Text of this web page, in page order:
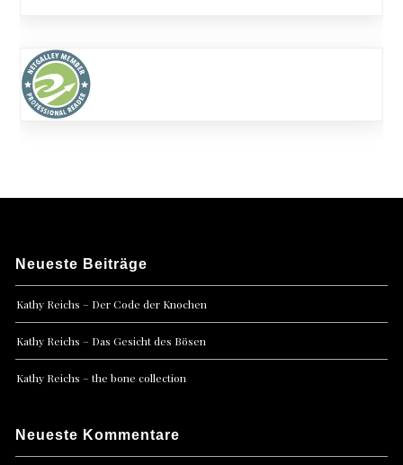
Neueste Beiträge
Kathy Reichs – Der Code der Knochen
Kathy Reichs – Das Gesicht des Bösen
Kathy Reichs – the bone collection
Neueste Kommentare